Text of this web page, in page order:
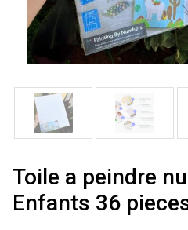
Toile a peindre
Enfants 36